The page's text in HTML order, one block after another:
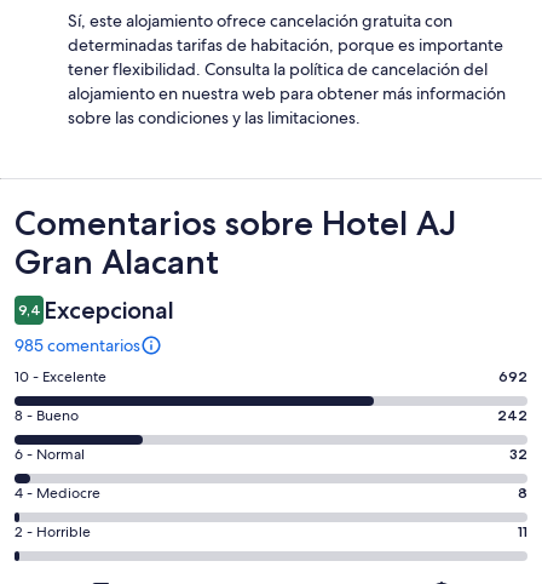
Sí, este alojamiento ofrece cancelación gratuita con
determinadas tarifas de habitación, porque es importante
tener flexibilidad. Consulta la política de cancelación del
alojamiento en nuestra web para obtener más información
sobre las condiciones y las limitaciones.
Comentarios
Comentarios sobre Hotel AJ
Gran Alacant
9,4 Excepcional
985 comentarios
692
comentarios
de
un
total
de
985
con
10 - Excelente 692
242
comentarios
de
un
total
de
985
8 - Bueno 242
32
comentarios
de
un
total
6 - Normal 32
8
comentarios
de
4 - Mediocre 8
11
comentarios
2 - Horrible 11